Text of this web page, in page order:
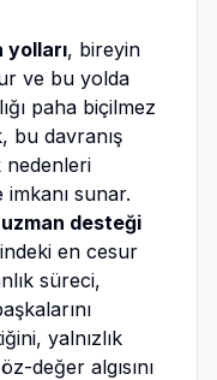
yolları, bireyin
ve bu yolda
paha biçilmez
bu davranış
nedenleri
sunar.
uzman desteği
en cesur
süreci,
yalnızlık
değer algısını